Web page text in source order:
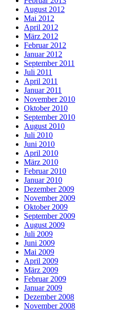
August 2012
Mai 2012
April 2012
März 2012
Februar 2012
Januar 2012
September 2011
Juli 2011
April 2011
Januar 2011
November 2010
Oktober 2010
September 2010
August 2010
Juli 2010
Juni 2010
April 2010
März 2010
Februar 2010
Januar 2010
Dezember 2009
November 2009
Oktober 2009
September 2009
August 2009
Juli 2009
Juni 2009
Mai 2009
April 2009
März 2009
Februar 2009
Januar 2009
Dezember 2008
November 2008